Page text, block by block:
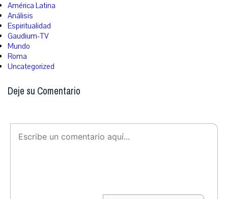
América Latina
Análisis
Espiritualidad
Gaudium-TV
Mundo
Roma
Uncategorized
Deje su Comentario